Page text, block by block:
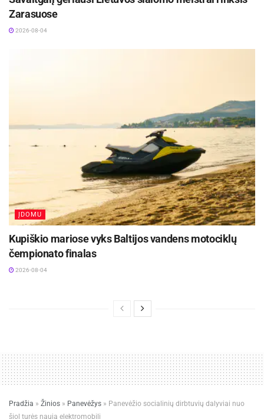
Zarasuose
2026-08-04
ĮDOMU
Kupiškio mariose vyks Baltijos vandens motociklų
čempionato finalas
2026-08-04
Pradžia » Žinios » Panevėžys » Panevėžio socialinių dirbtuvių dalyviai nuo
šiol turės naują elektromobilį